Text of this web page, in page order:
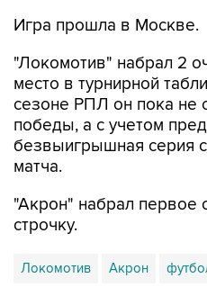
Игра прошла в Москве.
"Локомотив" набрал 2
место в турнирной
сезоне РПЛ он пока не
победы, а с учетом
безвыигрышная серия
матча.
"Акрон" набрал первое
строчку.
Локомотив Акрон